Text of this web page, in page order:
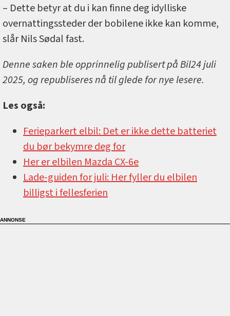
– Dette betyr at du i kan finne deg idylliske
overnattingssteder der bobilene ikke kan komme,
slår Nils Sødal fast.
Denne saken ble opprinnelig publisert på Bil24 juli
2025, og republiseres nå til glede for nye lesere.
Les også:
Ferieparkert elbil: Det er ikke dette batteriet
du bør bekymre deg for
Her er elbilen Mazda CX-6e
Lade-guiden for juli: Her fyller du elbilen
billigst i fellesferien